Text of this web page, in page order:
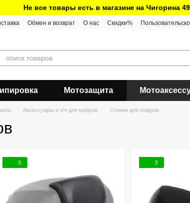
Не все товары есть в магазине на Чигорина
Обмен и возврат О нас Скидки%
Мотозащита
Аксессуары и з/ч для кофров Спинки для кофров
3 3